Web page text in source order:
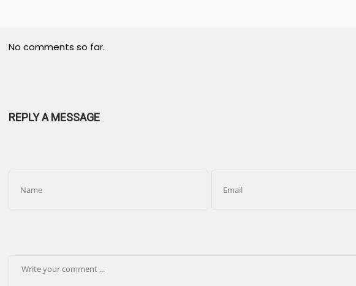
No comments so far.
REPLY A MESSAGE